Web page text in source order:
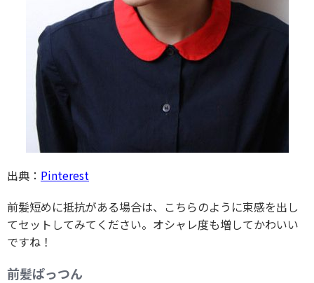
出典： Pinterest
前髪短めに抵抗がある場合は、こちらのように束感を出し
てセットしてみてください。オシャレ度も増してかわいい
ですね！
前髪ぱっつん